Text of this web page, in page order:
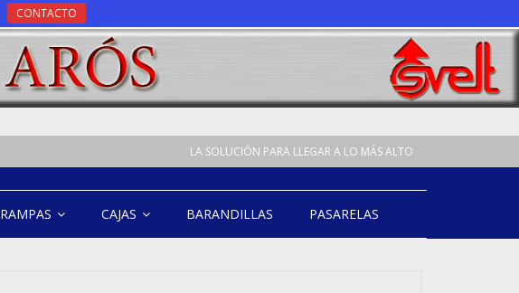
CONTACTO
LA SOLUCIÓN PARA LLEGAR A LO MÁS ALTO
RAMPAS CAJAS BARANDILLAS PASARELAS